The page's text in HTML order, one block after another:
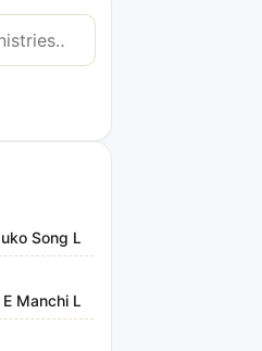
Song Lyrics
Lekunna